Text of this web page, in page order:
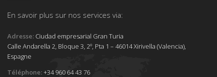
En savoir plus sur nos services via:
Adresse: Ciudad empresarial Gran Turia
Calle Andarella 2, Bloque 3, 2º, Pta 1 – 46014 Xirivella (Valencia),
Espagne
Téléphone:+34 960 64 43 76